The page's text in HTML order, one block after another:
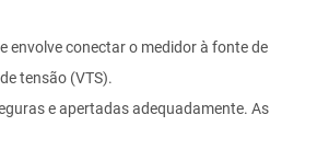
envolve conectar o medidor à fonte de
tensão (VTS).
e apertadas adequadamente. As